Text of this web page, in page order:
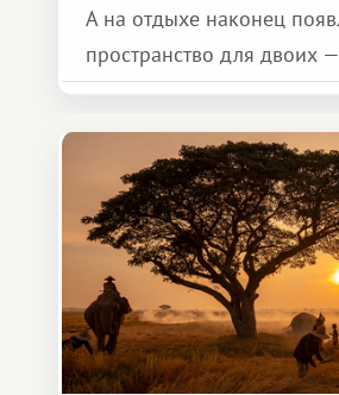
А на отдыхе наконец
пространство для двоих
сделать для близкого
особенное. Не
масштабное, но тёплое
и запоминающееся :)